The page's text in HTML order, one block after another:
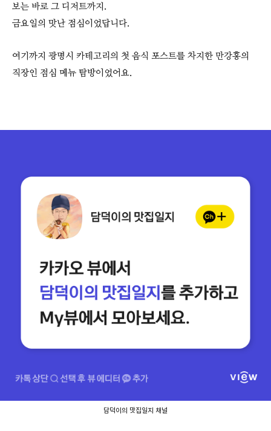
보는 바로 그 디저트까지.
금요일의 맛난 점심이었답니다.
여기까지 광명시 카테고리의 첫 음식 포스트를 차지한 만강홍의
직장인 점심 메뉴 탐방이었어요.
담덕이의 맛집일지 채널